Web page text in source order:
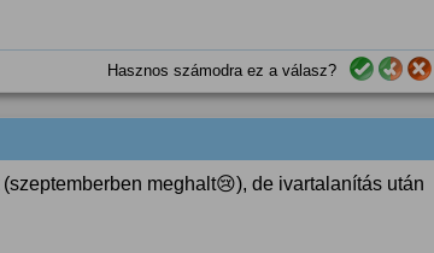
Hasznos számodra ez a válasz?
meghalt😢), de ivartalanítás után